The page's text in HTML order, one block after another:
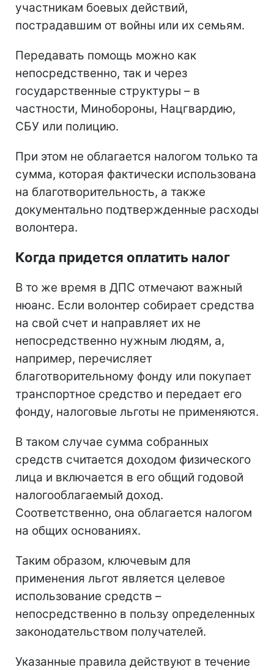
участникам боевых действий,
пострадавшим от войны или их семьям.
Передавать помощь можно как
непосредственно, так и через
государственные структуры – в
частности, Минобороны, Нацгвардию,
СБУ или полицию.
При этом не облагается налогом только та
сумма, которая фактически использована
на благотворительность, а также
документально подтвержденные расходы
волонтера.
Когда придется оплатить налог
В то же время в ДПС отмечают важный
нюанс. Если волонтер собирает средства
на свой счет и направляет их не
непосредственно нужным людям, а,
например, перечисляет
благотворительному фонду или покупает
транспортное средство и передает его
фонду, налоговые льготы не применяются.
В таком случае сумма собранных
средств считается доходом физического
лица и включается в его общий годовой
налогооблагаемый доход.
Соответственно, она облагается налогом
на общих основаниях.
Таким образом, ключевым для
применения льгот является целевое
использование средств –
непосредственно в пользу определенных
законодательством получателей.
Указанные правила действуют в течение